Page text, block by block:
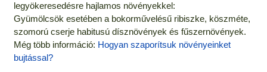
legyökeresedésre hajlamos növényekkel:
Gyümölcsök esetében a bokorművelésű ribiszke, köszméte,
szomorú cserje habitusú dísznövények és fűszernövények.
Még több információ: Hogyan szaporítsuk növényeinket
bujtással?